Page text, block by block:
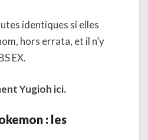
identiques si elles
hors errata, et il n’y
EX.
Yugioh ici.
: les